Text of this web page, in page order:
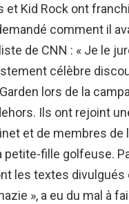
et Kid Rock ont
comment il
de CNN : « Je le
célèbre
lors de la
Ils ont rejoint
et de membres de
petite-fille golfeuse.
les textes divulgués
», a eu du mal à